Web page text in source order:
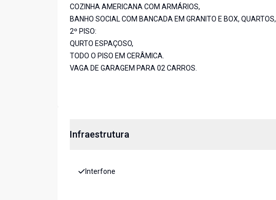
COZINHA AMERICANA COM ARMÁRIOS,
BANHO SOCIAL COM BANCADA EM GRANITO E BOX, QUARTOS,
2º PISO:
QURTO ESPAÇOSO,
TODO O PISO EM CERÂMICA.
VAGA DE GARAGEM PARA 02 CARROS.
Infraestrutura
Interfone